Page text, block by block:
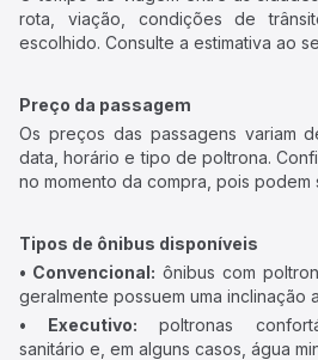
rota, viação, condições de
escolhido. Consulte a estimativa ao
Preço da passagem
Os preços das passagens variam
data, horário e tipo de poltrona.
no momento da compra, pois podem
Tipos de ônibus disponíveis
• Convencional: ônibus com
geralmente possuem uma inclinação
• Executivo: poltronas
sanitário e, em alguns casos, água